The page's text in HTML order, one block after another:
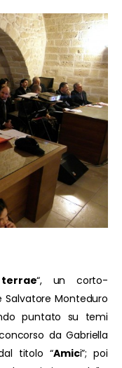
“, un corto-
Monteduro
puntato su temi
da Gabriella
titolo “Amici”; poi